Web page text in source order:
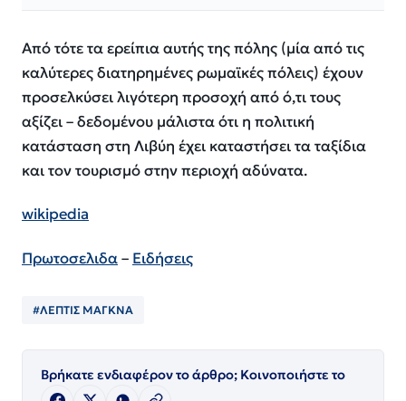
Από τότε τα ερείπια αυτής της πόλης (μία από τις
καλύτερες διατηρημένες ρωμαϊκές πόλεις) έχουν
προσελκύσει λιγότερη προσοχή από ό,τι τους
αξίζει – δεδομένου μάλιστα ότι η πολιτική
κατάσταση στη Λιβύη έχει καταστήσει τα ταξίδια
και τον τουρισμό στην περιοχή αδύνατα.
wikipedia
Πρωτοσελιδα– Ειδήσεις
#ΛΕΠΤΙΣ ΜΑΓΚΝΑ
Βρήκατε ενδιαφέρον το άρθρο; Κοινοποιήστε το